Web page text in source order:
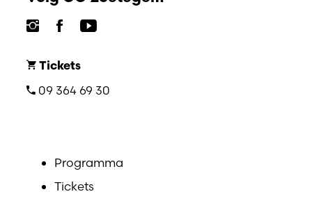
Tickets
09 364 69 30
Programma
Tickets